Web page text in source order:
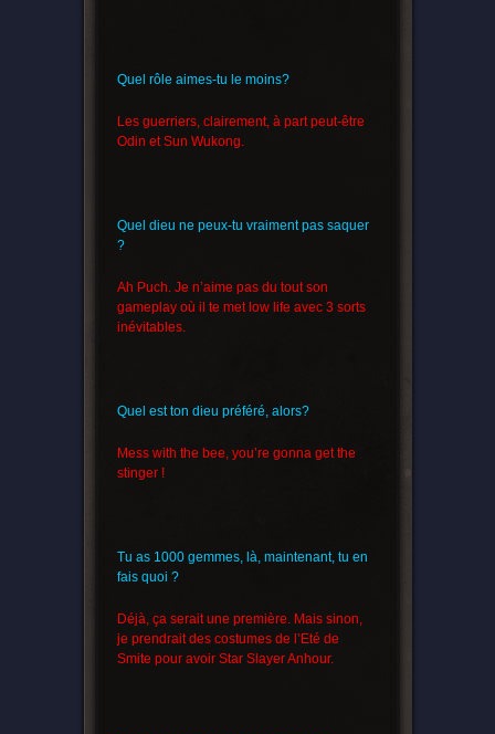
Quel rôle aimes-tu le moins?
Les guerriers, clairement, à part peut-être
Odin et Sun Wukong.
Quel dieu ne peux-tu vraiment pas saquer
?
Ah Puch. Je n’aime pas du tout son
gameplay où il te met low life avec 3 sorts
inévitables.
Quel est ton dieu préféré, alors?
Mess with the bee, you’re gonna get the
stinger !
Tu as 1000 gemmes, là, maintenant, tu en
fais quoi ?
Déjà, ça serait une première. Mais sinon,
je prendrait des costumes de l’Eté de
Smite pour avoir Star Slayer Anhour.